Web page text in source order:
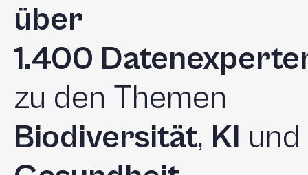
über
1.400
zu den Themen
Biodiversität, KI und